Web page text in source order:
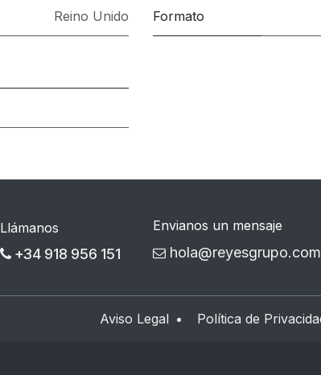
Reino Unido Formato
Llámanos
+34 918 956 151
Envianos un mensaje
hola@reyesgrupo.com
Aviso Legal • Política de